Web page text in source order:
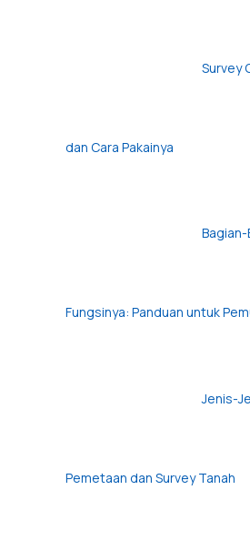
Survey
dan Cara Pakainya
Fungsinya: Panduan untuk
Jenis-
Pemetaan dan Survey Tanah